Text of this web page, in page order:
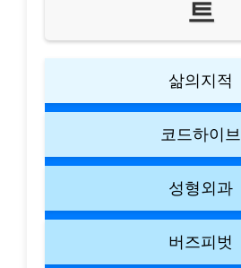
트
삶의지적
코드하이브
성형외과
버즈피벗